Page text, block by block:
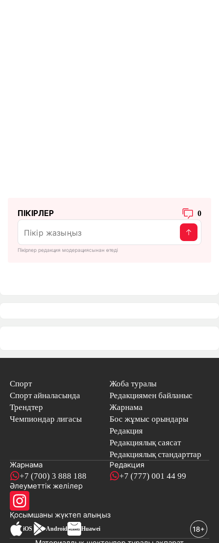
ПІКІРЛЕР 0
Пікірлер редакция модерациясынан өтеді
Спорт
Спорт айналасында
Трендтер
Чемпиондар лигасы
Жоба туралы
Редакциямен байланыс
Жарнама
Бос жұмыс орындары
Редакция
Редакциялық саясат
Редакциялық стандарттар
Жарнама
+7 (700) 3 888 188
Редакция
+7 (777) 001 44 99
Әлеуметтік желілер
Қосымшаны жүктеп алыңыз
iOS Android Huawei